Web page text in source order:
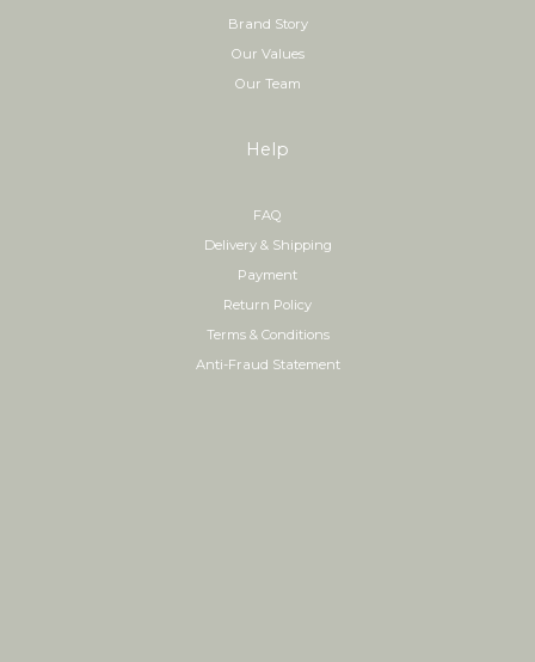
Brand Story
Our Values
Our Team
Help
FAQ
Delivery & Shipping
Payment
Return Policy
Terms & Conditions
Anti-Fraud Statement